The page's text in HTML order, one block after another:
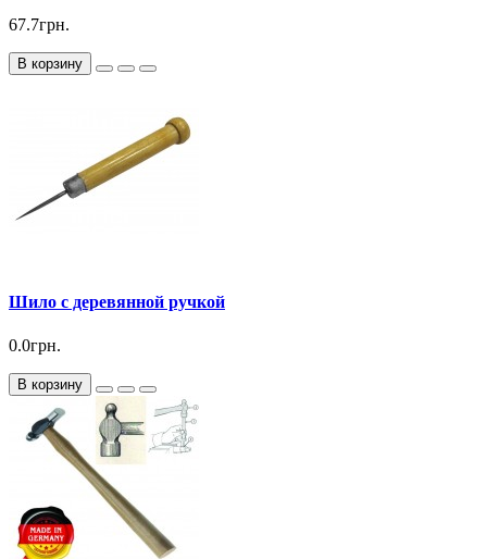
67.7грн.
В корзину
Шило с деревянной ручкой
0.0грн.
В корзину